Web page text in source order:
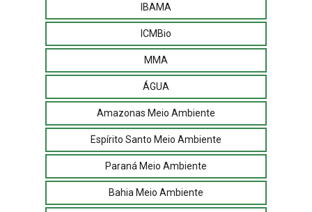
IBAMA
ICMBio
MMA
ÁGUA
Amazonas Meio Ambiente
Espírito Santo Meio Ambiente
Paraná Meio Ambiente
Bahia Meio Ambiente